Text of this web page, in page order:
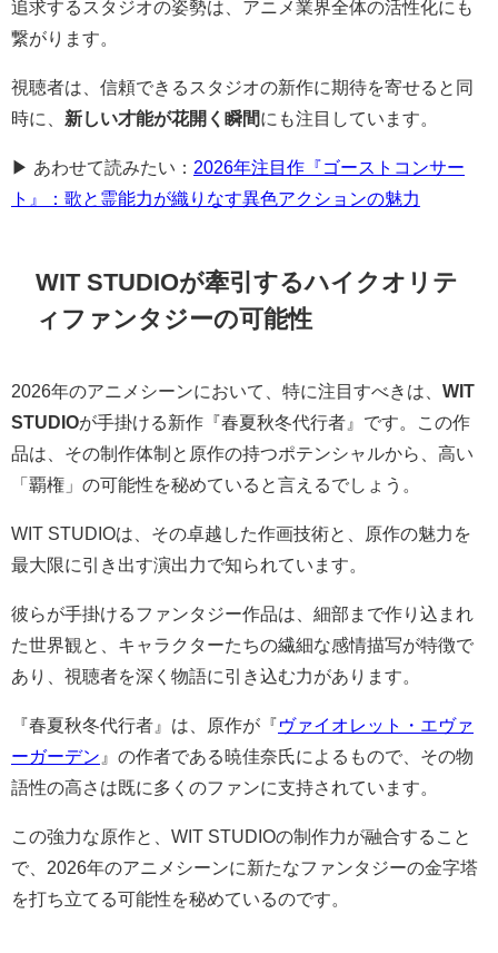
追求するスタジオの姿勢は、アニメ業界全体の活性化にも
繋がります。
視聴者は、信頼できるスタジオの新作に期待を寄せると同
時に、 新しい才能が花開く瞬間にも注目しています。
▶ あわせて読みたい： 2026年注目作『ゴーストコンサー
ト』：歌と霊能力が織りなす異色アクションの魅力
WIT STUDIOが牽引するハイクオリテ
ィファンタジーの可能性
2026年のアニメシーンにおいて、特に注目すべきは、 WIT
STUDIOが手掛ける新作『春夏秋冬代行者』です。この作
品は、その制作体制と原作の持つポテンシャルから、高い
「覇権」の可能性を秘めていると言えるでしょう。
WIT STUDIOは、その卓越した作画技術と、原作の魅力を
最大限に引き出す演出力で知られています。
彼らが手掛けるファンタジー作品は、細部まで作り込まれ
た世界観と、キャラクターたちの繊細な感情描写が特徴で
あり、視聴者を深く物語に引き込む力があります。
『春夏秋冬代行者』は、原作が『ヴァイオレット・エヴァ
ーガーデン 』の作者である暁佳奈氏によるもので、その物
語性の高さは既に多くのファンに支持されています。
この強力な原作と、WIT STUDIOの制作力が融合すること
で、2026年のアニメシーンに新たなファンタジーの金字塔
を打ち立てる可能性を秘めているのです。